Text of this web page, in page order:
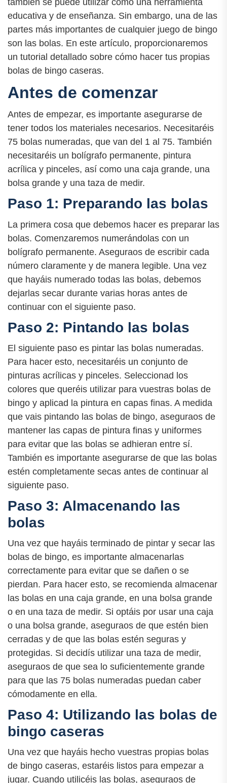
también se puede utilizar como una herramienta
educativa y de enseñanza. Sin embargo, una de las
partes más importantes de cualquier juego de bingo
son las bolas. En este artículo, proporcionaremos
un tutorial detallado sobre cómo hacer tus propias
bolas de bingo caseras.
Antes de comenzar
Antes de empezar, es importante asegurarse de
tener todos los materiales necesarios. Necesitaréis
75 bolas numeradas, que van del 1 al 75. También
necesitaréis un bolígrafo permanente, pintura
acrílica y pinceles, así como una caja grande, una
bolsa grande y una taza de medir.
Paso 1: Preparando las bolas
La primera cosa que debemos hacer es preparar las
bolas. Comenzaremos numerándolas con un
bolígrafo permanente. Aseguraos de escribir cada
número claramente y de manera legible. Una vez
que hayáis numerado todas las bolas, debemos
dejarlas secar durante varias horas antes de
continuar con el siguiente paso.
Paso 2: Pintando las bolas
El siguiente paso es pintar las bolas numeradas.
Para hacer esto, necesitaréis un conjunto de
pinturas acrílicas y pinceles. Seleccionad los
colores que queréis utilizar para vuestras bolas de
bingo y aplicad la pintura en capas finas. A medida
que vais pintando las bolas de bingo, aseguraos de
mantener las capas de pintura finas y uniformes
para evitar que las bolas se adhieran entre sí.
También es importante asegurarse de que las bolas
estén completamente secas antes de continuar al
siguiente paso.
Paso 3: Almacenando las
bolas
Una vez que hayáis terminado de pintar y secar las
bolas de bingo, es importante almacenarlas
correctamente para evitar que se dañen o se
pierdan. Para hacer esto, se recomienda almacenar
las bolas en una caja grande, en una bolsa grande
o en una taza de medir. Si optáis por usar una caja
o una bolsa grande, aseguraos de que estén bien
cerradas y de que las bolas estén seguras y
protegidas. Si decidís utilizar una taza de medir,
aseguraos de que sea lo suficientemente grande
para que las 75 bolas numeradas puedan caber
cómodamente en ella.
Paso 4: Utilizando las bolas de
bingo caseras
Una vez que hayáis hecho vuestras propias bolas
de bingo caseras, estaréis listos para empezar a
jugar. Cuando utilicéis las bolas, aseguraos de